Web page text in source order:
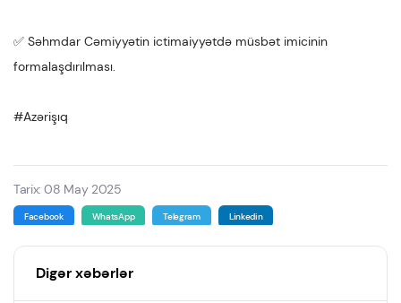
✅ Səhmdar Cəmiyyətin ictimaiyyətdə müsbət imicinin
formalaşdırılması.
#Azərişıq
Tarix: 08 May 2025
Facebook WhatsApp Telegram Linkedin
Digər xəbərlər